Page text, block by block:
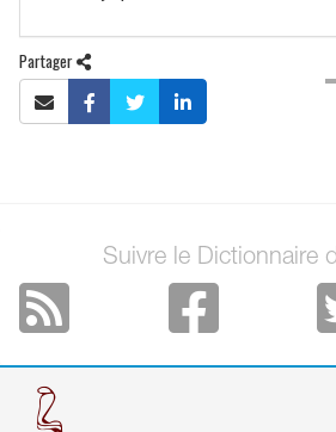
Partager
Suivre le Dictionnaire